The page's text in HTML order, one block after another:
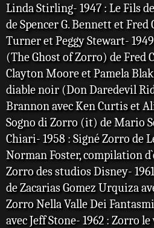
Linda Stirling- 1947 : Le Fils
de Spencer G. Bennett et Fred
Turner et Peggy Stewart-
(The Ghost of Zorro) de Fred
Clayton Moore et Pamela
diable noir (Don Daredevil
Brannon avec Ken Curtis et
Sogno di Zorro (it) de Mario
Chiari- 1958 : Signé Zorro de
Norman Foster, compilation
Zorro des studios Disney-
de Zacarias Gomez Urquiza
Zorro Nella Valle Dei
avec Jeff Stone- 1962 : Zorro